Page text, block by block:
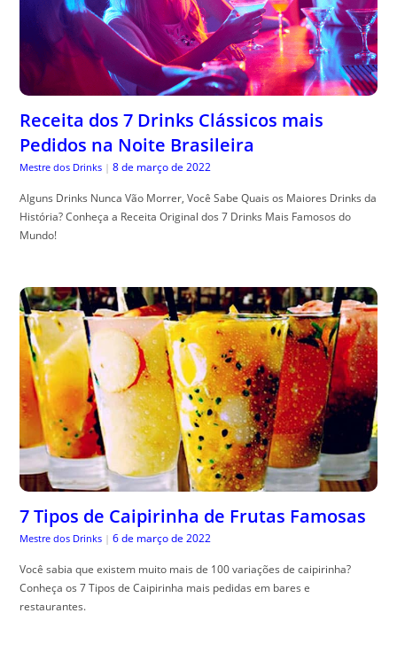
Receita dos 7 Drinks Clássicos mais
Pedidos na Noite Brasileira
Mestre dos Drinks | 8 de março de 2022
Alguns Drinks Nunca Vão Morrer, Você Sabe Quais os Maiores Drinks da
História? Conheça a Receita Original dos 7 Drinks Mais Famosos do
Mundo!
7 Tipos de Caipirinha de Frutas Famosas
Mestre dos Drinks | 6 de março de 2022
Você sabia que existem muito mais de 100 variações de caipirinha?
Conheça os 7 Tipos de Caipirinha mais pedidas em bares e
restaurantes.